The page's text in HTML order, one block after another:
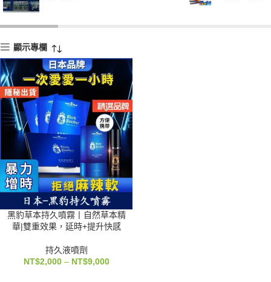
顯示專欄
黑豹草本持久噴霧丨自然草本精
華|雙重效果，延時+提升快感
持久液噴劑
NT$2,000 – NT$9,000